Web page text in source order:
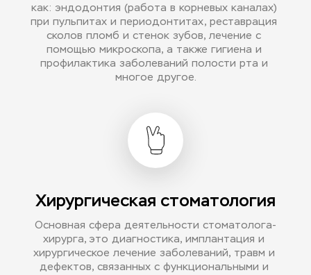
как: эндодонтия (работа в корневых каналах)
при пульпитах и периодонтитах, реставрация
сколов пломб и стенок зубов, лечение с
помощью микроскопа, а также гигиена и
профилактика заболеваний полости рта и
многое другое.
Хирургическая стоматология
Основная сфера деятельности стоматолога-
хирурга, это диагностика, имплантация и
хирургическое лечение заболеваний, травм и
дефектов, связанных с функциональными и